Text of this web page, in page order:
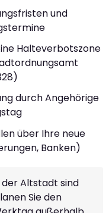
und
Halteverbotszone
durch Angehörige
über Ihre neue
Banken)
der Altstadt sind
Sie den